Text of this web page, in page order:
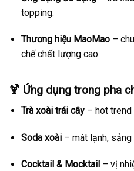
topping.
Thương hiệu MaoMao–
chế chất lượng cao.
🍹 Ứng dụng trong pha
Trà xoài trái cây– hot trend
Soda xoài– mát lạnh, sảng
Cocktail & Mocktail – vị